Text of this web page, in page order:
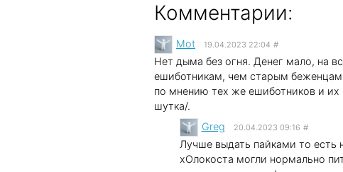
Комментарии:
Mot 19.04.2023 22:04 #
Нет дыма без огня. Денег мало, на
ешиботникам, чем старым
по мнению тех же ешиботников и их
шутка/.
Greg 20.04.2023 09:16 #
Лучше выдать пайками то есть
хОлокоста могли нормально